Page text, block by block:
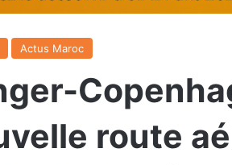
Actus Maroc
route